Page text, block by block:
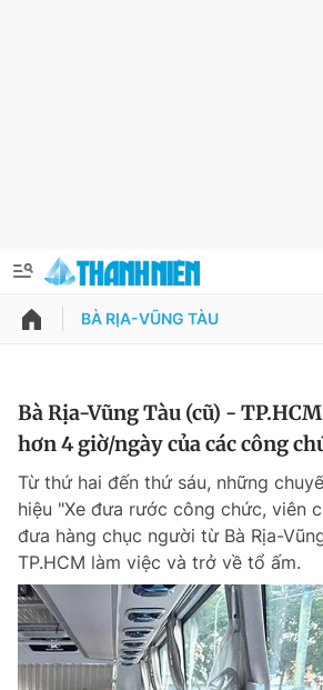
QUẢNG CÁO
Chuyên mục khác
Chào ngày mới Tin 24h
Tin thị trường Tin 360
Thông tin tài khoản
Đổi mật khẩu
Tin đã xem
Đăng xuất
BÀ RỊA-VŨNG TÀU
Bà Rịa-Vũng Tàu (cũ) -
hơn 4 giờ/ngày của các công
Từ thứ hai đến thứ sáu, những
hiệu "Xe đưa rước công chức, viên
đưa hàng chục người từ Bà Rịa-
TP.HCM làm việc và trở về tổ ấm.